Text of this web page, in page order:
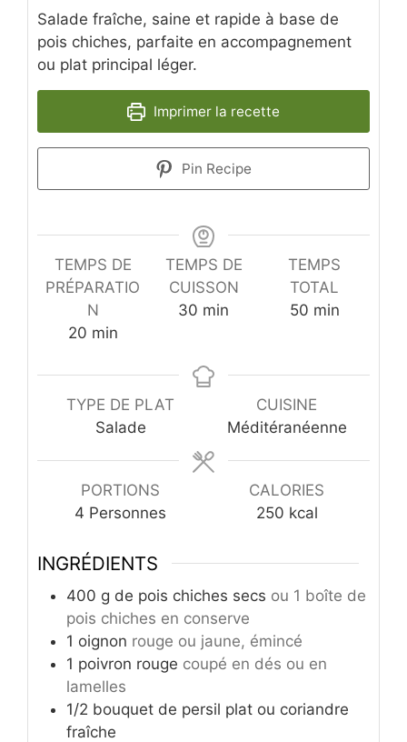
Salade fraîche, saine et rapide à base de
pois chiches, parfaite en accompagnement
ou plat principal léger.
Imprimer la recette
Pin Recipe
TEMPS DE
PRÉPARATIO
N
20minutes
min
TEMPS DE
CUISSON
30 minutes
min
TEMPS
TOTAL
50minutes
min
TYPE DE PLAT
Salade
CUISINE
Méditéranéenne
PORTIONS
4 Personnes
CALORIES
250 kcal
INGRÉDIENTS
400 g de pois chiches secs ou 1 boîte de
pois chiches en conserve
1 oignon rouge ou jaune, émincé
1 poivron rouge coupé en dés ou en
lamelles
1/2 bouquet de persil plat ou coriandre
fraîche